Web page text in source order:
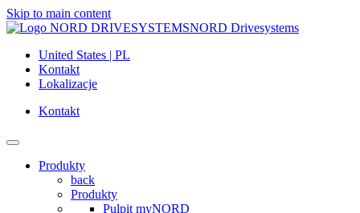
Skip to main content
NORD Drivesystems
United States | PL
Kontakt
Lokalizacje
Kontakt
Produkty
back
Produkty
Pulpit myNORD